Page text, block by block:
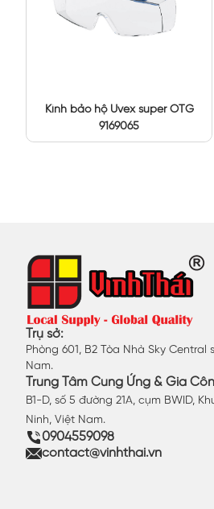
Kính bảo hộ Uvex super OTG
9169065
Trụ sở:
Phòng 601, B2 Tòa Nhà Sky
Nam.
Trung Tâm Cung Ứng & Gia
B1-D, số 5 đường 21A, cụm BWID,
Ninh, Việt Nam.
0904559098
contact@vinhthai.vn